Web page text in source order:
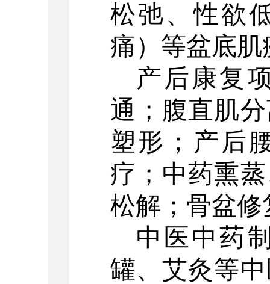
松弛、性欲
痛）等盆底
产后康复
通；腹直肌
塑形；产后
疗；中药熏
松解；骨盆修
中医中药
罐、艾灸等